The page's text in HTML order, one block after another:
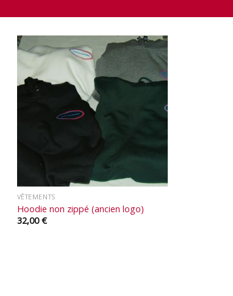
VÊTEMENTS
Hoodie non zippé (ancien logo)
32,00€